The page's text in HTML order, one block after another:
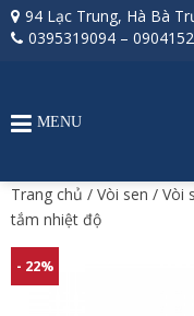
94 Lạc Trung, Hà Bà
0395319094 –
MENU
Trang chủ / Vòi sen / Vòi
tắm nhiệt độ
- 22%